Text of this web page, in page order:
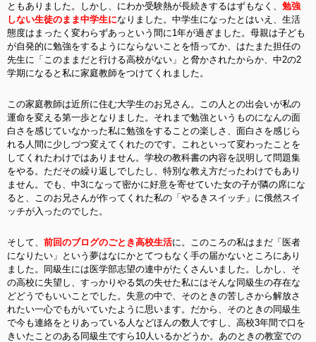
ともありました。しかし、にわか受験熱が長続きするはずもなく、 勉強
しない生徒のまま中学生になりました。中学生になったとはいえ、生活
態度はまったく変わらずあっという間に1年が過ぎました。母親は子ども
が自発的に勉強をするようにならないことを悟ってか、はたまた担任の
先生に「このままだと行ける高校がない」と脅かされたからか、中2の2
学期になると私に家庭教師をつけてくれました。
この家庭教師は近所に住む大学生のお兄さん。この人との出会いが私の
運命を変える第一歩となりました。それまで勉強というものになんの面
白さを感じていなかった私に勉強をすることの楽しさ、面白さを感じら
れる人間に少しづつ変えてくれたのです。これといって変わったことを
してくれたわけではありません。学校の教科書の内容を説明して問題集
をやる。ただその繰り返しでしたし、特別な教え方だったわけでもあり
ません。でも、中3になって密かに好意を寄せていた女の子が隣の席にな
ると、このお兄さんが作ってくれた私の「やるきスイッチ」に俄然スイ
ッチが入ったのでした。
そして、 前回のブログのごとき高校生活に。このころの私はまだ「医者
になりたい」という夢はなにかとてつもなく手の届かないところにあり
ました。同級生には医学部志望の連中がたくさんいました。しかし、そ
の高校に失望し、すっかりやる気の失せた私にはそんな同級生の存在な
どどうでもいいことでした。失意の中で、そのときの苦しさから解放さ
れたい一心でもがいていたように思います。だから、そのときの同級生
で今も連絡をとりあっている人などほんの数人ですし、高校3年間で口を
きいたことのある同級生ですら10人いるかどうか。あのときの教室での